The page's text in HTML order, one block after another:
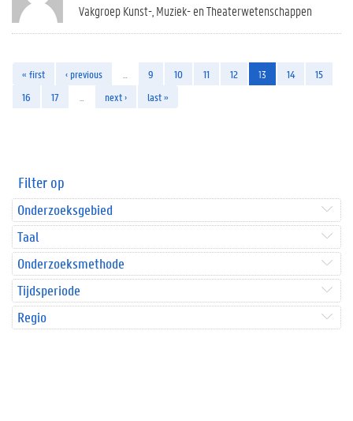
Vakgroep Kunst-, Muziek- en Theaterwetenschappen
« first ‹ previous 9 10 11 12 13 14
15
16
17 next › last »
Filter op
Onderzoeksgebied
Taal
Onderzoeksmethode
Tijdsperiode
Regio